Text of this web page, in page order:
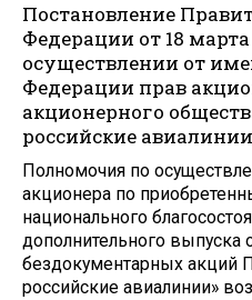
Постановление
Федерации от 18
осуществлении от
Федерации прав
акционерного
российские
Полномочия по
акционера по
национального
дополнительного
бездокументарных акций
российские авиалинии»